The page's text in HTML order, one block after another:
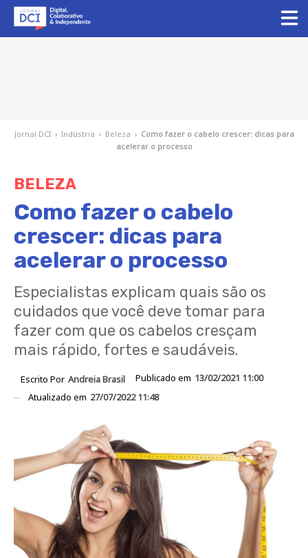
Jornal DCI › Indústria › Beleza › Como fazer o cabelo crescer: dicas para
acelerar o processo
BELEZA
Como fazer o cabelo
crescer: dicas para
acelerar o processo
Especialistas explicam quais são os
cuidados que você deve tomar para
fazer com que os cabelos cresçam
mais rápido, fortes e saudáveis.
Escrito Por Andreia Brasil Publicado em 13/02/2021 11:00
Atualizado em 27/07/2022 11:48